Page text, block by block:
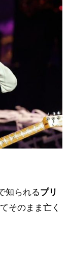
知られるプリ
そのまま亡く